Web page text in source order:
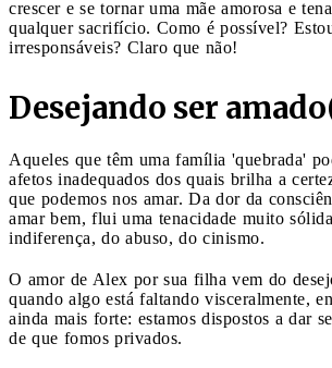
crescer e se tornar uma mãe amorosa e
qualquer sacrifício. Como é possível?
irresponsáveis? Claro que não!
Desejando ser
Aqueles que têm uma família 'quebrada'
afetos inadequados dos quais brilha a
que podemos nos amar. Da dor da
amar bem, flui uma tenacidade muito
indiferença, do abuso, do cinismo.
O amor de Alex por sua filha vem do
quando algo está faltando visceralmente,
ainda mais forte: estamos dispostos a dar
de que fomos privados.